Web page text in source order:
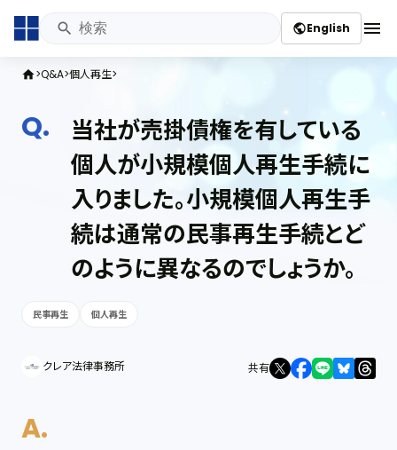
publicEnglish menu
home Q&A 個人再生
当社が売掛債権を有している
個人が小規模個人再生手続に
入りました。小規模個人再生手
続は通常の民事再生手続とど
のように異なるのでしょうか。
民事再生 個人再生
クレア法律事務所 共有